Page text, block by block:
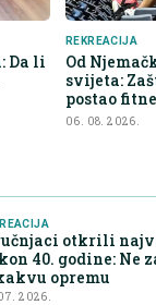
Da li
REKREACIJA
Od
svijeta:
postao
06. 08. 2026.
otkrili
40. godine: Ne
opremu
2026.